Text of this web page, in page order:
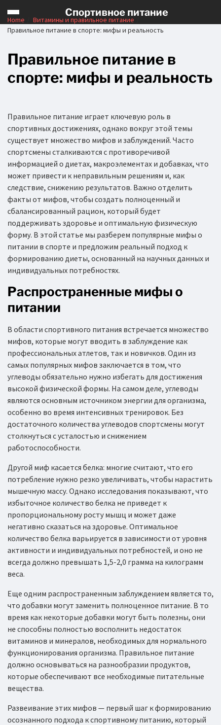
Спортивное питание
Home
Витамины и правильное питание
Правильное питание в спорте: мифы и реальность
Правильное питание в
спорте: мифы и реальность
Правильное питание играет ключевую роль в
спортивных достижениях, однако вокруг этой темы
существует множество мифов и заблуждений. Часто
спортсмены сталкиваются с противоречивой
информацией о диетах, макроэлементах и добавках, что
может привести к неправильным решениям и, как
следствие, снижению результатов. Важно отделить
факты от мифов, чтобы создать полноценный и
сбалансированный рацион, который будет
поддерживать здоровье и оптимальную физическую
форму. В этой статье мы разберем популярные мифы о
питании в спорте и предложим реальный подход к
формированию диеты, основанный на научных данных и
индивидуальных потребностях.
Распространенные мифы о
питании
В области спортивного питания встречается множество
мифов, которые могут вводить в заблуждение как
профессиональных атлетов, так и новичков. Один из
самых популярных мифов заключается в том, что
углеводы обязательно нужно избегать для достижения
высокой физической формы. На самом деле, углеводы
являются основным источником энергии для организма,
особенно во время интенсивных тренировок. Без
достаточного количества углеводов спортсмены могут
столкнуться с усталостью и снижением
работоспособности.
Другой миф касается белка: многие считают, что его
потребление нужно резко увеличивать, чтобы нарастить
мышечную массу. Однако исследования показывают, что
избыточное количество белка не приведет к
пропорциональному росту мышц и может даже
негативно сказаться на здоровье. Оптимальное
количество белка варьируется в зависимости от уровня
активности и индивидуальных потребностей, и оно не
всегда должно превышать 1,5-2,0 грамма на килограмм
веса.
Еще одним распространенным заблуждением является то,
что добавки могут заменить полноценное питание. В то
время как некоторые добавки могут быть полезны, они
не способны полностью восполнить недостаток
витаминов и минералов, необходимых для нормального
функционирования организма. Правильное питание
должно основываться на разнообразии продуктов,
которые обеспечивают все необходимые питательные
вещества.
Развеивание этих мифов — первый шаг к формированию
осознанного подхода к спортивному питанию, который